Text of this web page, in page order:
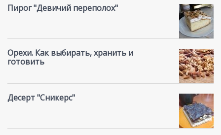
Пирог "Девичий переполох"
Орехи. Как выбирать, хранить и
готовить
Десерт "Сникерс"